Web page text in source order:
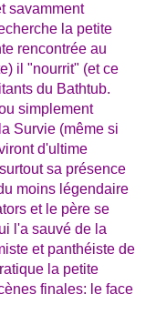
savamment
la petite
rencontrée au
il "nourrit" (et ce
du Bathtub.
simplement
Survie (même si
d'ultime
sa présence
moins légendaire
et le père se
l'a sauvé de la
et panthéiste de
la petite
finales: le face